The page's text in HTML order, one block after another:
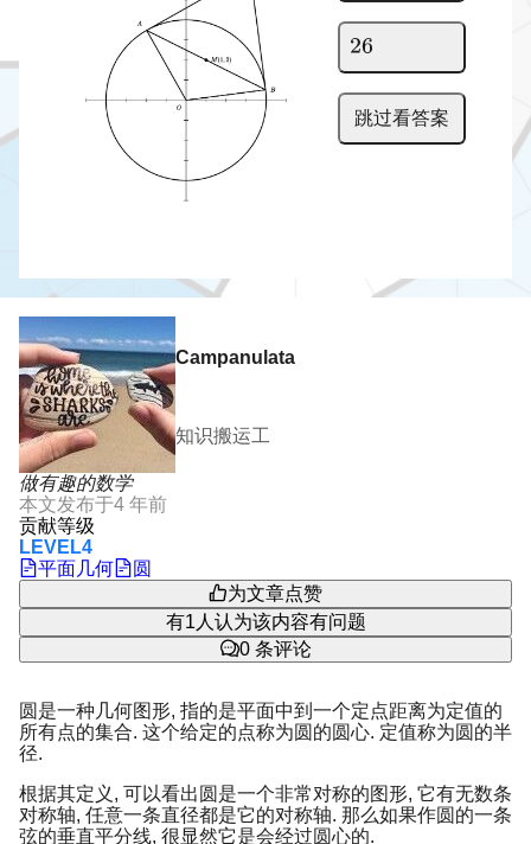
跳过看答案
Campanulata
知识搬运工
做有趣的数学
本文发布于4 年前
贡献等级
LEVEL4
平面几何
圆
为文章点赞
有1 人认为该内容有问题
0条评论
圆是一种几何图形, 指的是平面中到一个定点距离为定值的
所有点的集合. 这个给定的点称为圆的圆心. 定值称为圆的半
径.
根据其定义, 可以看出圆是一个非常对称的图形, 它有无数条
对称轴, 任意一条直径都是它的对称轴. 那么如果作圆的一条
弦的垂直平分线, 很显然它是会经过圆心的.